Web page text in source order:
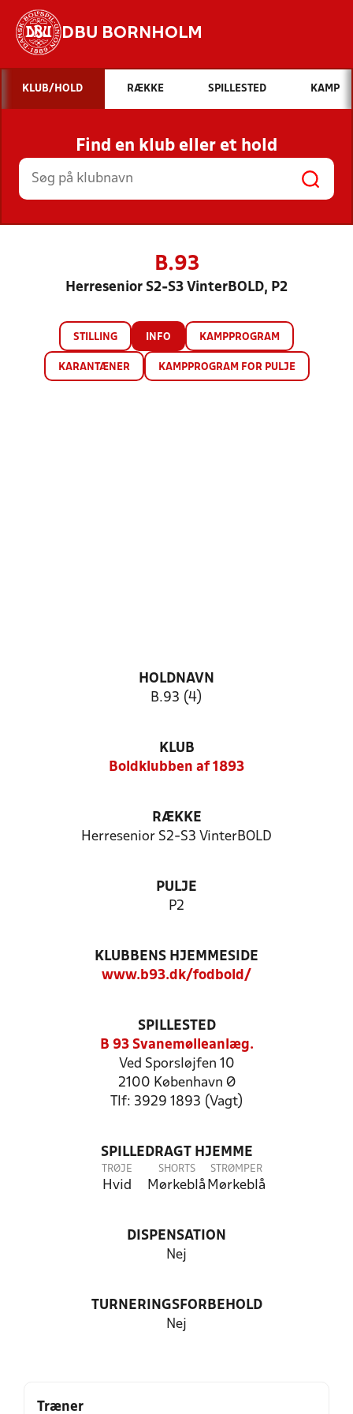
DBU BORNHOLM
Hvad vil du søge efter?
INDHOLD OG NYHEDER
STILLINGER, RESULTATER, KLUBBER OG
HOLD
KLUB/HOLD RÆKKE SPILLESTED KAMP
Find en klub eller et hold
B.93
Herresenior S2-S3 VinterBOLD, P2
STILLING INFO KAMPPROGRAM
KARANTÆNER KAMPPROGRAM FOR PULJE
HOLDNAVN
B.93 (4)
KLUB
Boldklubben af 1893
RÆKKE
Herresenior S2-S3 VinterBOLD
PULJE
P2
KLUBBENS HJEMMESIDE
www.b93.dk/fodbold/
SPILLESTED
B 93 Svanemølleanlæg.
Ved Sporsløjfen 10
2100 København Ø
Tlf: 3929 1893 (Vagt)
SPILLEDRAGT HJEMME
TRØJE
Hvid
SHORTS
Mørkeblå
STRØMPER
Mørkeblå
DISPENSATION
Nej
TURNERINGSFORBEHOLD
Nej
Træner